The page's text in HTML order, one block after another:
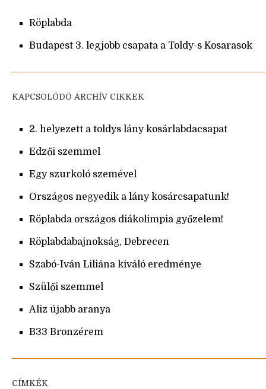
Röplabda
Budapest 3. legjobb csapata a Toldy-s Kosarasok
KAPCSOLÓDÓ ARCHÍV CIKKEK
2. helyezett a toldys lány kosárlabdacsapat
Edzői szemmel
Egy szurkoló szemével
Országos negyedik a lány kosárcsapatunk!
Röplabda országos diákolimpia győzelem!
Röplabdabajnokság, Debrecen
Szabó-Iván Liliána kiváló eredménye
Szülői szemmel
Aliz újabb aranya
B33 Bronzérem
CÍMKÉK